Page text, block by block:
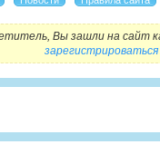
Вы зашли на сайт
зарегистрироваться